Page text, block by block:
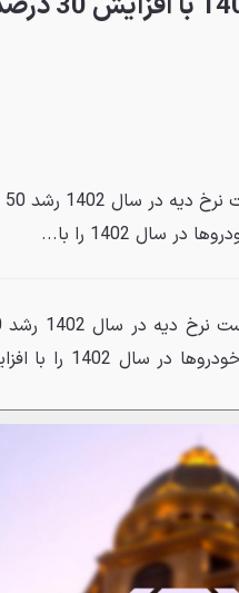
1402 را با...